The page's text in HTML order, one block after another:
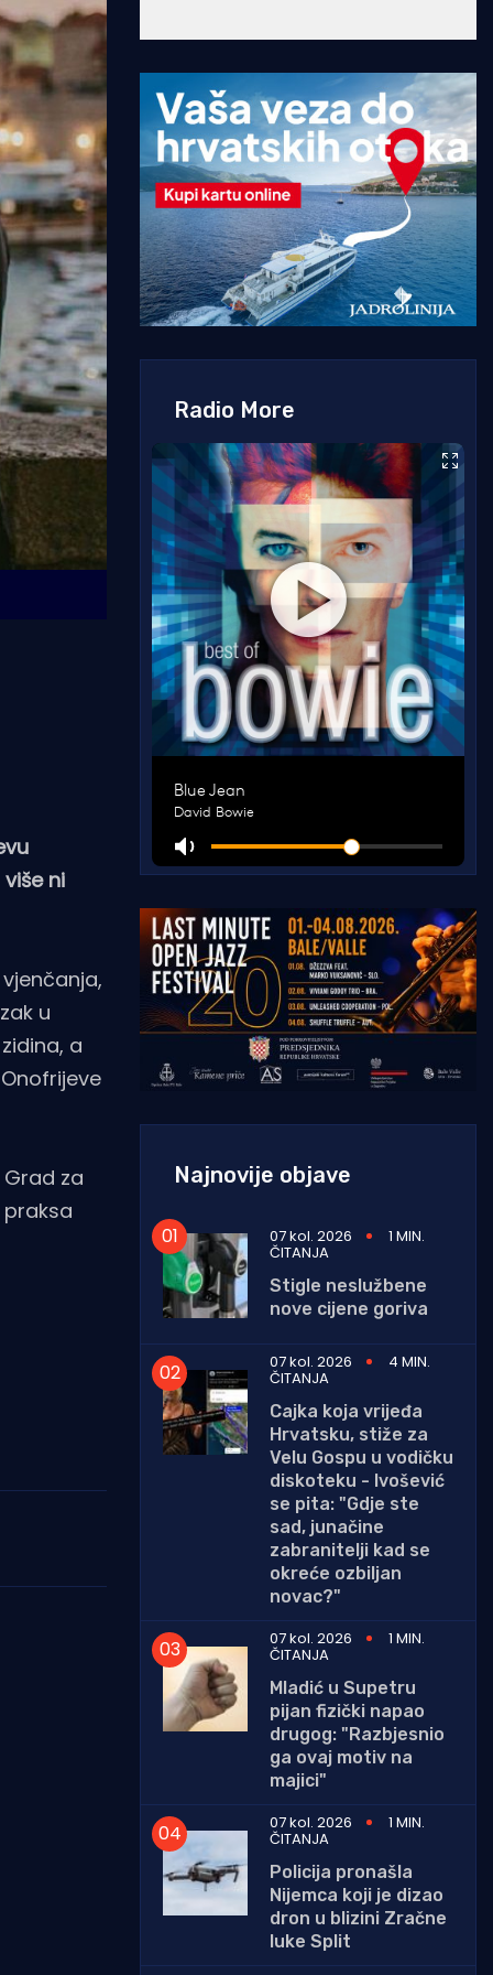
ni
u
a
za
Radio More
Najnovije objave
07 kol. 2026 1 MIN.
ČITANJA
Stigle neslužbene
nove cijene goriva
07 kol. 2026 4 MIN.
ČITANJA
Cajka koja vrijeđa
Hrvatsku, stiže za
Velu Gospu u vodičku
diskoteku - Ivošević
se pita: "Gdje ste
sad, junačine
zabranitelji kad se
okreće ozbiljan
novac?"
07 kol. 2026
1 MIN.
ČITANJA
Mladić u Supetru
pijan fizički napao
drugog: "Razbjesnio
ga ovaj motiv na
majici"
07 kol. 2026
1 MIN.
ČITANJA
Policija pronašla
Nijemca koji je dizao
dron u blizini Zračne
luke Split